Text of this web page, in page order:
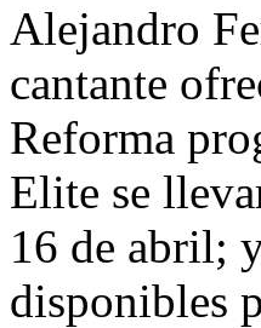
Alejandro
cantante
Reforma
Elite se
16 de abril;
disponibles